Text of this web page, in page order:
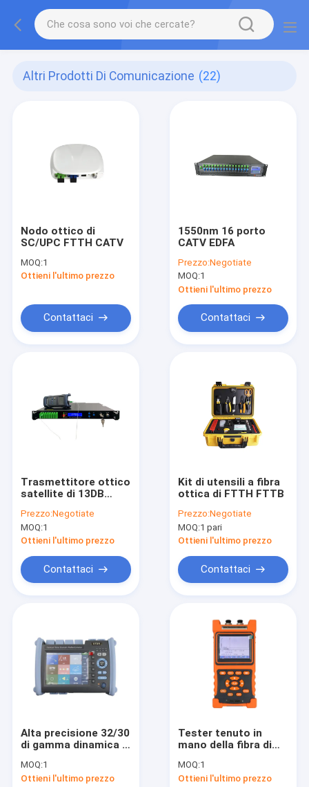
Altri Prodotti Di Comunicazione (22)
Nodo ottico di
SC/UPC FTTH CATV
MOQ:1
Ottieni l'ultimo prezzo
Contattaci
1550nm 16 porto
CATV EDFA
Prezzo:Negotiate
MOQ:1
Ottieni l'ultimo prezzo
Contattaci
Trasmettitore ottico
satellite di 13DB
Prezzo:Negotiate
MOQ:1
Ottieni l'ultimo prezzo
Contattaci
Kit di utensili a fibra
ottica di FTTH FTTB
Prezzo:Negotiate
MOQ:1 pari
Ottieni l'ultimo prezzo
Contattaci
Alta precisione 32/30
di gamma dinamica di
riflettometro di
dominio di tempo
MOQ:1
Ottieni l'ultimo prezzo
Tester tenuto in
mano della fibra di
MOQ:1
Ottieni l'ultimo prezzo